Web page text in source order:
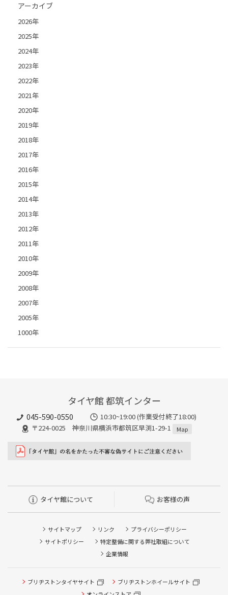
アーカイブ
2026年
2025年
2024年
2023年
2022年
2021年
2020年
2019年
2018年
2017年
2016年
2015年
2014年
2013年
2012年
2011年
2010年
2009年
2008年
2007年
2005年
1000年
タイヤ館 都筑インター
045-590-0550
10:30~19:00 (作業受付終了18:00)
〒224-0025 神奈川県横浜市都筑区早渕1-29-1
Map
タイヤ館について お客様の声
サイトマップ リンク
プライバシーポリシー
サイトポリシー
特定整備に関する弊社取組について
企業情報
ブリヂストンタイヤサイト
ブリヂストンホイールサイト
タイヤ点検・安全点検/タイヤ履き替え/オイル交換/その他
ピット作業の予約